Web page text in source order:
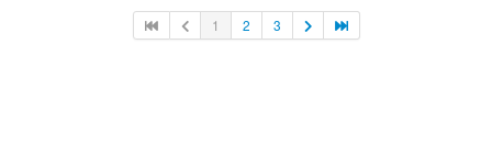
1 2 3